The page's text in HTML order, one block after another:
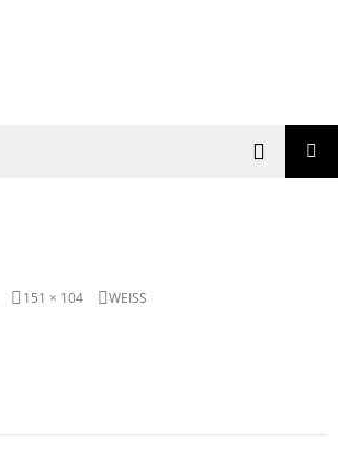
151 × 104 WEISS